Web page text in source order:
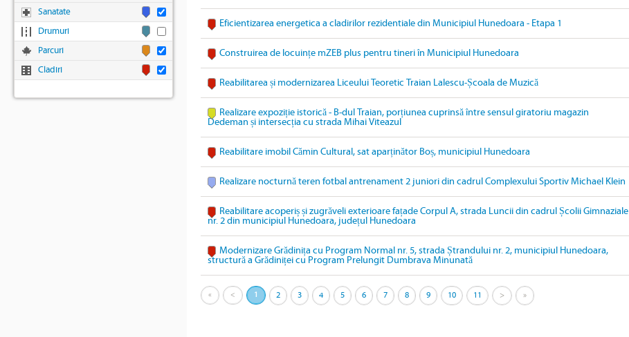
Eficientizarea energetica a cladirilor rezidentiale din Municipiul Hunedoara - Etapa 1
Construirea de locuințe mZEB plus pentru tineri în Municipiul Hunedoara
Reabilitarea și modernizarea Liceului Teoretic Traian Lalescu-Școala de Muzică
Realizare expoziție istorică - B-dul Traian, porțiunea cuprinsă între sensul giratoriu magazin
Dedeman și intersecția cu strada Mihai Viteazul
Reabilitare imobil Cămin Cultural, sat aparținător Boș, municipiul Hunedoara
Realizare nocturnă teren fotbal antrenament 2 juniori din cadrul Complexului Sportiv Michael Klein
Reabilitare acoperiș și zugrăveli exterioare fațade Corpul A, strada Luncii din cadrul Școlii Gimnaziale
nr. 2 din municipiul Hunedoara, județul Hunedoara
Modernizare Grădinița cu Program Normal nr. 5, strada Ștrandului nr. 2, municipiul Hunedoara,
structură a Grădiniței cu Program Prelungit Dumbrava Minunată
« < 1 2 3 4 5 6 7 8 9 10 11 > »
Sanatate
Drumuri
Parcuri
Cladiri